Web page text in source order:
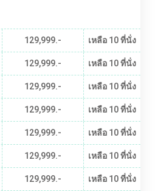
129,999.-
เหลือ 10 ที่นั่ง
129,999.-
เหลือ 10 ที่นั่ง
129,999.-
เหลือ 10 ที่นั่ง
129,999.-
เหลือ 10 ที่นั่ง
129,999.-
เหลือ 10 ที่นั่ง
129,999.-
เหลือ 10 ที่นั่ง
129,999.- เหลือ 10 ที่นั่ง